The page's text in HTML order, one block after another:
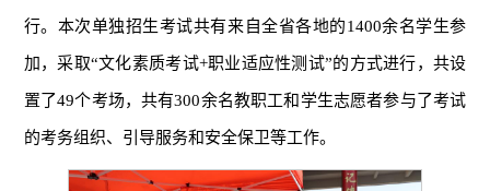
行。本次单独招生考试共有来自全省各地的1400余名学生参
加，采取“文化素质考试+职业适应性测试”的方式进行，共设
置了49个考场，共有300余名教职工和学生志愿者参与了考试
的考务组织、引导服务和安全保卫等工作。